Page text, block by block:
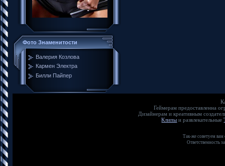
Фото Знаменитости
Валерия Козлова
Кармен Электра
Билли Пайпер
Геймерам предоставленна
Дизайнерам и креативным
Клипы и развлекательные
Так-же советуем
Ответственность